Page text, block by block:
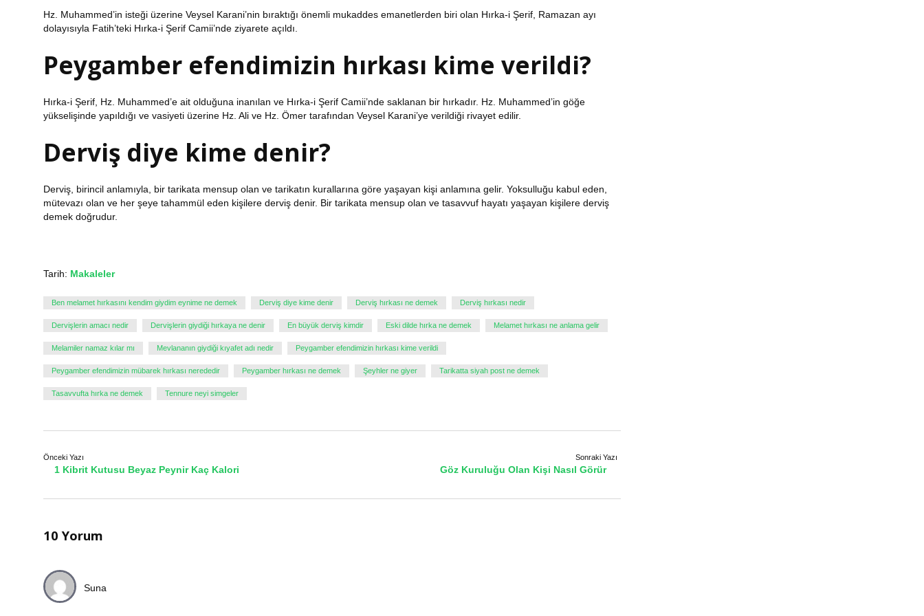
Hz. Muhammed’in isteği üzerine Veysel Karani’nin bıraktığı önemli mukaddes emanetlerden biri olan Hırka-i Şerif, Ramazan ayı
dolayısıyla Fatih’teki Hırka-i Şerif Camii’nde ziyarete açıldı.
Peygamber efendimizin hırkası kime verildi?
Hırka-i Şerif, Hz. Muhammed’e ait olduğuna inanılan ve Hırka-i Şerif Camii’nde saklanan bir hırkadır. Hz. Muhammed’in göğe
yükselişinde yapıldığı ve vasiyeti üzerine Hz. Ali ve Hz. Ömer tarafından Veysel Karani’ye verildiği rivayet edilir.
Derviş diye kime denir?
Derviş, birincil anlamıyla, bir tarikata mensup olan ve tarikatın kurallarına göre yaşayan kişi anlamına gelir. Yoksulluğu kabul eden,
mütevazı olan ve her şeye tahammül eden kişilere derviş denir. Bir tarikata mensup olan ve tasavvuf hayatı yaşayan kişilere derviş
demek doğrudur.
Tarih: Makaleler
Ben melamet hırkasını kendim giydim eynime ne demek Derviş diye kime denir Derviş hırkası ne demek Derviş hırkası nedir
Dervişlerin amacı nedir Dervişlerin giydiği hırkaya ne denir En büyük derviş kimdir Eski dilde hırka ne demek Melamet hırkası ne anlama gelir
Melamiler namaz kılar mı Mevlananın giydiği kıyafet adı nedir Peygamber efendimizin hırkası kime verildi
Peygamber efendimizin mübarek hırkası nerededir Peygamber hırkası ne demek Şeyhler ne giyer Tarikatta siyah post ne demek
Tasavvufta hırka ne demek Tennure neyi simgeler
Önceki Yazı
1 Kibrit Kutusu Beyaz Peynir Kaç Kalori
Sonraki Yazı
Göz Kuruluğu Olan Kişi Nasıl Görür
10 Yorum
Suna